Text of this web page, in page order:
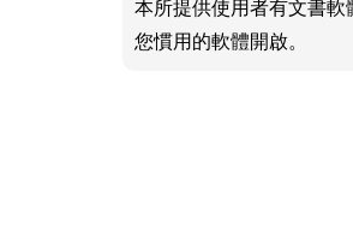
本所提供使用者有文書
您慣用的軟體開啟。